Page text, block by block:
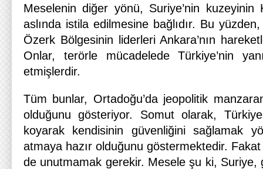
Meselenin diğer yönü, Suriye’nin kuzeyinin
aslında istila edilmesine bağlıdır. Bu
Özerk Bölgesinin liderleri Ankara’nın
Onlar, terörle mücadelede Türkiye’nin
etmişlerdir.
Tüm bunlar, Ortadoğu’da jeopolitik
olduğunu gösteriyor. Somut olarak,
koyarak kendisinin güvenliğini sağlamak
atmaya hazır olduğunu göstermektedir.
de unutmamak gerekir. Mesele şu ki, Suriye,